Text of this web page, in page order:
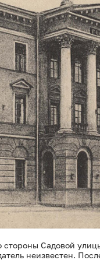
стороны Садовой
неизвестен.